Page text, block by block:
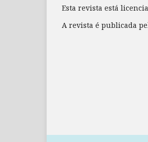
Esta revista está
A revista é publicada